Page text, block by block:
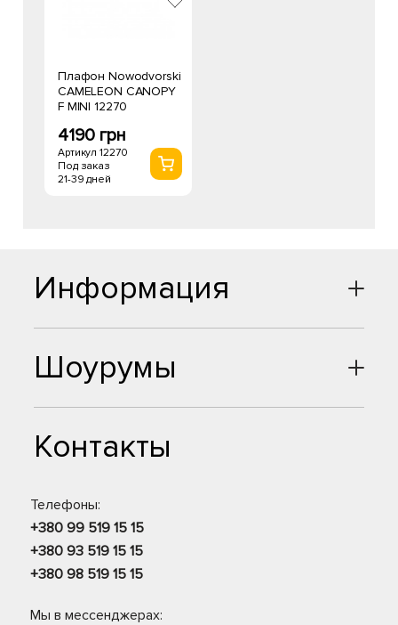
Плафон Nowodvorski
CAMELEON CANOPY
F MINI 12270
4190 грн
Артикул 12270
Под заказ
21-39 дней
Шоурумы
Контакты
Телефоны:
+380 99 519 15 15
+380 93 519 15 15
+380 98 519 15 15
Мы в мессенджерах:
Информация